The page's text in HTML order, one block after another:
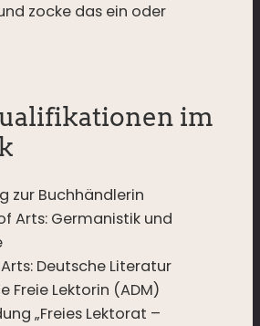
zocke das ein oder
im
zur Buchhändlerin
Arts: Germanistik und
Deutsche Literatur
Freie Lektorin (ADM)
„Freies Lektorat –